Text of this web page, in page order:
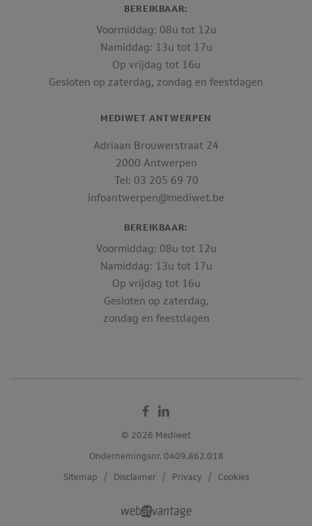
BEREIKBAAR:
Voormiddag: 08u tot 12u
Namiddag: 13u tot 17u
Op vrijdag tot 16u
Gesloten op zaterdag, zondag en feestdagen
MEDIWET ANTWERPEN
Adriaan Brouwerstraat 24
2000 Antwerpen
Tel: 03 205 69 70
infoantwerpen@mediwet.be
BEREIKBAAR:
Voormiddag: 08u tot 12u
Namiddag: 13u tot 17u
Op vrijdag tot 16u
Gesloten op zaterdag,
zondag en feestdagen
Facebook
Linkedin
© 2026 Mediwet
Ondernemingsnr. 0409.862.018
Sitemap / Disclaimer/ Privacy / Cookies